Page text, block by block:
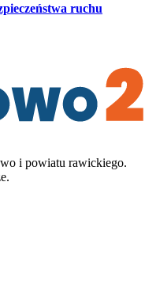
ruchu
i powiatu rawickiego.